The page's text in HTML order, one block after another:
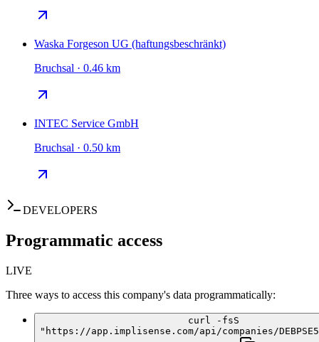
Waska Forgeson UG (haftungsbeschränkt)
Bruchsal · 0.46 km
INTEC Service GmbH
Bruchsal · 0.50 km
DEVELOPERS
Programmatic access
LIVE
Three ways to access this company's data programmatically:
curl -fsS
"https://app.implisense.com/api/companies/